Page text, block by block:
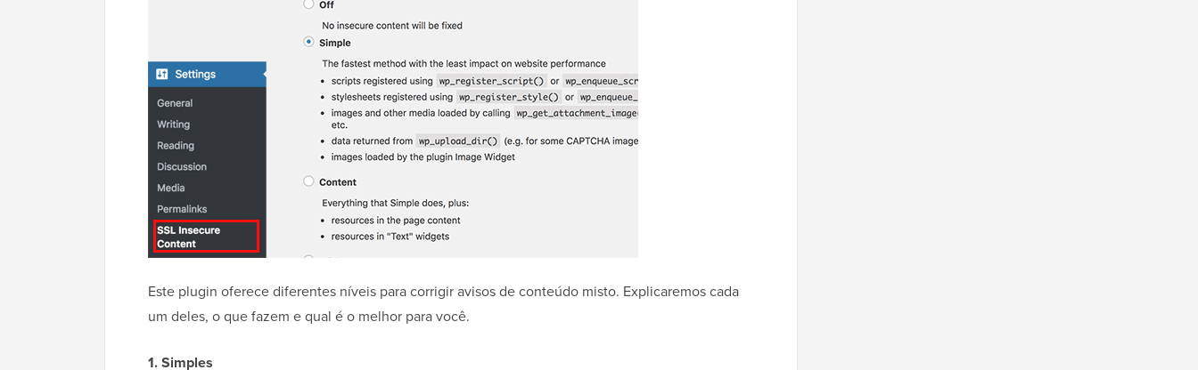
Este plugin oferece diferentes níveis para corrigir avisos de conteúdo misto. Explicaremos cada
um deles, o que fazem e qual é o melhor para você.
1. Simples